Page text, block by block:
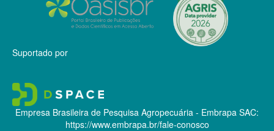
Suportado por
Empresa Brasileira de Pesquisa Agropecuária - Embrapa SAC:
https://www.embrapa.br/fale-conosco